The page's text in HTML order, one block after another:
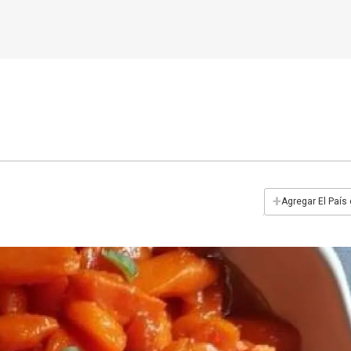
+Agregar El País